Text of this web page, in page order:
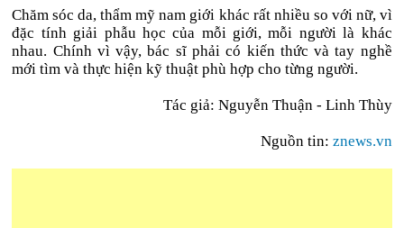
Chăm sóc da, thẩm mỹ nam giới khác rất nhiều so với nữ, vì
đặc tính giải phẫu học của mỗi giới, mỗi người là khác
nhau. Chính vì vậy, bác sĩ phải có kiến thức và tay nghề
mới tìm và thực hiện kỹ thuật phù hợp cho từng người.
Tác giả: Nguyễn Thuận - Linh Thùy
Nguồn tin: znews.vn